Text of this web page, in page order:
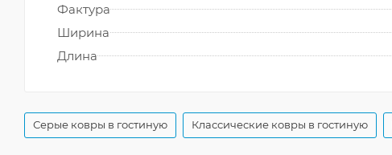
Фактура
Ширина
Длина
Серые ковры в гостиную Классические ковры в гостиную